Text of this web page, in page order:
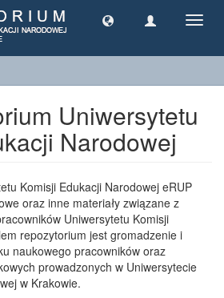
Uniwersytetu
Narodowej
Komisji Edukacji Narodowej eRUP
oraz inne materiały związane z
Uniwersytetu Komisji
repozytorium jest gromadzenie i
naukowego pracowników oraz
prowadzonych w Uniwersytecie
w Krakowie.